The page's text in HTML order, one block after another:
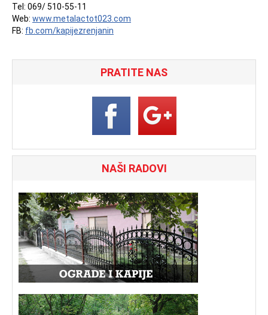
Tel: 069/ 510-55-11
Web: www.metalactot023.com
FB: fb.com/kapijezrenjanin
PRATITE NAS
NAŠI RADOVI